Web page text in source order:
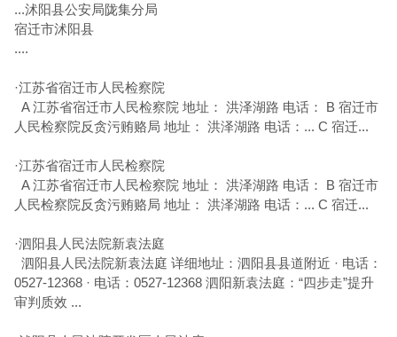
...沭阳县公安局陇集分局
宿迁市沭阳县
....
·江苏省宿迁市人民检察院
A 江苏省宿迁市人民检察院 地址： 洪泽湖路 电话： B 宿迁市
人民检察院反贪污贿赂局 地址： 洪泽湖路 电话：... C 宿迁...
·江苏省宿迁市人民检察院
A 江苏省宿迁市人民检察院 地址： 洪泽湖路 电话： B 宿迁市
人民检察院反贪污贿赂局 地址： 洪泽湖路 电话：... C 宿迁...
·泗阳县人民法院新袁法庭
泗阳县人民法院新袁法庭 详细地址：泗阳县县道附近 · 电话：
0527-12368 · 电话：0527-12368 泗阳新袁法庭：“四步走”提升
审判质效 ...